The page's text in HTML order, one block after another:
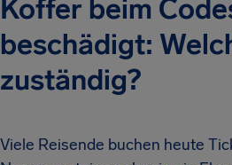
Koffer beim
beschädigt:
zuständig?
Viele Reisende buchen heute